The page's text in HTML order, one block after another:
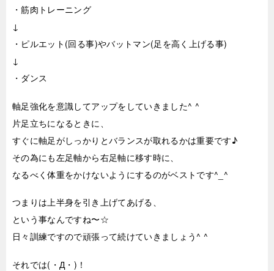
・筋肉トレーニング
↓
・ピルエット(回る事)やバットマン(足を高く上げる事)
↓
・ダンス
軸足強化を意識してアップをしていきました^ ^
片足立ちになるときに、
すぐに軸足がしっかりとバランスが取れるかは重要です♪
その為にも左足軸から右足軸に移す時に、
なるべく体重をかけないようにするのがベストです^_^
つまりは上半身を引き上げてあげる、
という事なんですね〜☆
日々訓練ですので頑張って続けていきましょう^ ^
それでは(・Д・)！